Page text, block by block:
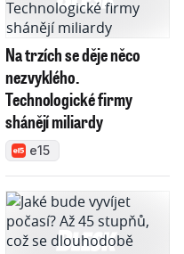
Na trzích se děje něco
nezvyklého.
Technologické firmy
shánějí miliardy
e15